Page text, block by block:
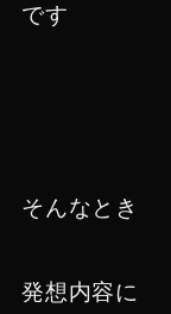
です
そんなとき
発想内容に